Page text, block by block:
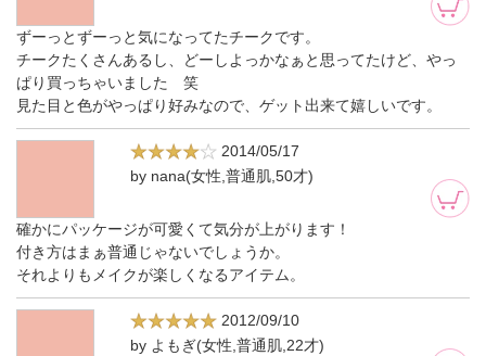
ずーっとずーっと気になってたチークです。
チークたくさんあるし、どーしよっかなぁと思ってたけど、やっ
ぱり買っちゃいました 笑
見た目と色がやっぱり好みなので、ゲット出来て嬉しいです。
2014/05/17
by nana(女性,普通肌,50才)
確かにパッケージが可愛くて気分が上がります！
付き方はまぁ普通じゃないでしょうか。
それよりもメイクが楽しくなるアイテム。
2012/09/10
by よもぎ(女性,普通肌,22才)